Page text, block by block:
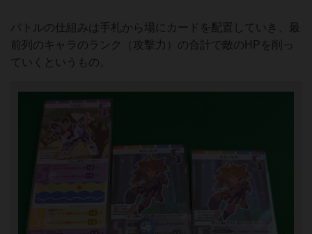
バトルの仕組みは手札から場にカードを配置していき、最
前列のキャラのランク（攻撃力）の合計で敵のHPを削っ
ていくというもの。